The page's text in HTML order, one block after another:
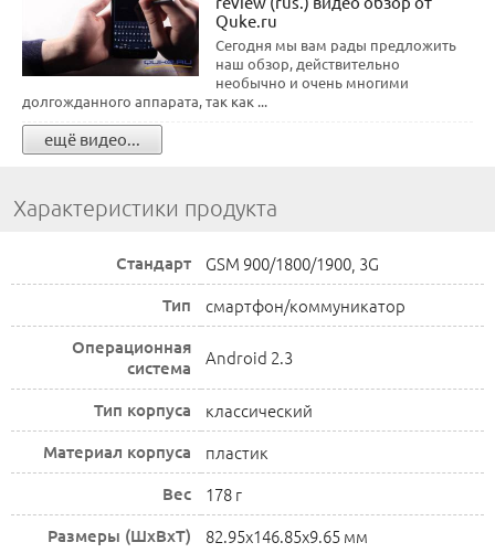
Quke.ru
Сегодня мы вам рады предложить
наш обзор, действительно
необычно и очень многими
долгожданного аппарата, так как ...
ещё видео...
Характеристики продукта
Стандарт GSM 900/1800/1900, 3G
Тип смартфон/коммуникатор
Операционная
система
Android 2.3
Тип корпуса классический
Материал корпуса пластик
Вес 178 г
Размеры (ШxВxТ) 82.95x146.85x9.65 мм